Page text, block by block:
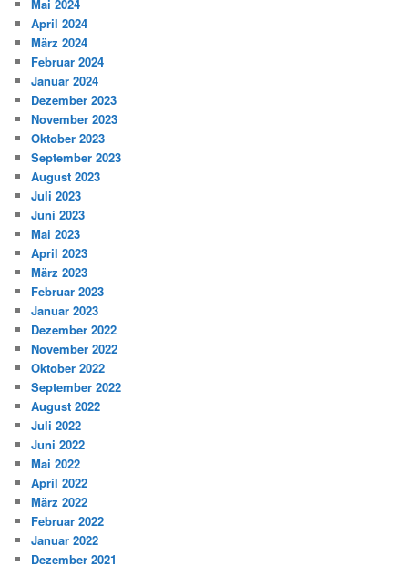
Mai 2024
April 2024
März 2024
Februar 2024
Januar 2024
Dezember 2023
November 2023
Oktober 2023
September 2023
August 2023
Juli 2023
Juni 2023
Mai 2023
April 2023
März 2023
Februar 2023
Januar 2023
Dezember 2022
November 2022
Oktober 2022
September 2022
August 2022
Juli 2022
Juni 2022
Mai 2022
April 2022
März 2022
Februar 2022
Januar 2022
Dezember 2021